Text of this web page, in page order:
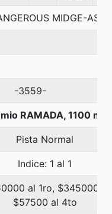
MIDGE-
-3559-
RAMADA, 1100
Pista Normal
Indice: 1 al 1
al 1ro, $345000
$57500 al 4to